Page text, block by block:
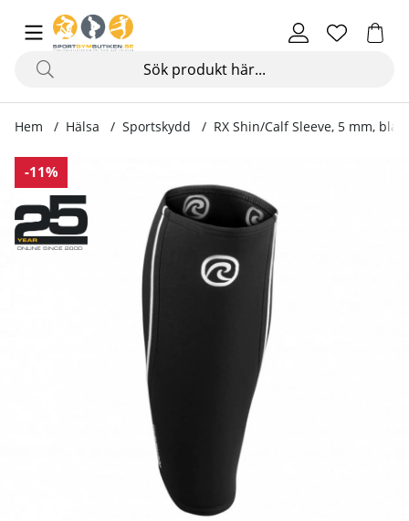
Hem Hälsa Sportskydd RX Shin/Calf Sleeve, 5 mm,
-11%
Produktbilder RX Shin/Calf Sleeve, 5 mm, black